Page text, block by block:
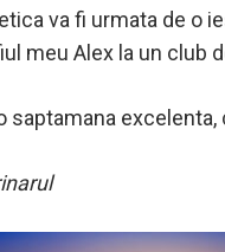
va fi urmata de o
meu Alex la un club
saptamana